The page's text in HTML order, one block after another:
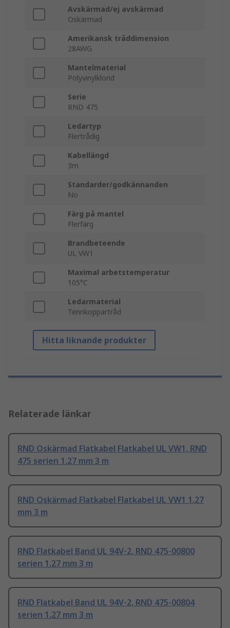
Avskärmad/ej avskärmad
Oskärmad
Amerikansk tråddimension
28AWG
Mantelmaterial
Polyvinylklorid
Serie
RND 475
Ledartyp
Flertrådig
Kabellängd
3m
Standarder/godkännanden
No
Färg på mantel
Flerfärg
Brandbeteende
UL VW1
Maximal arbetstemperatur
105°C
Ledarmaterial
Tennkoppartråd
Hitta liknande produkter
Relaterade länkar
RND Oskärmad Flatkabel Flatkabel UL VW1, RND
475 serien 1.27 mm 3 m
RND Oskärmad Flatkabel Flatkabel UL VW1 1.27
mm 3 m
RND Flatkabel Band UL 94V-2, RND 475-00800
serien 1.27 mm 3 m
RND Flatkabel Band UL 94V-2, RND 475-00804
serien 1.27 mm 3 m